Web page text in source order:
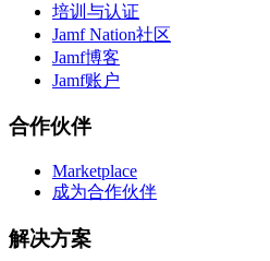
培训与认证
Jamf Nation社区
Jamf博客
Jamf账户
合作伙伴
Marketplace
成为合作伙伴
解决方案